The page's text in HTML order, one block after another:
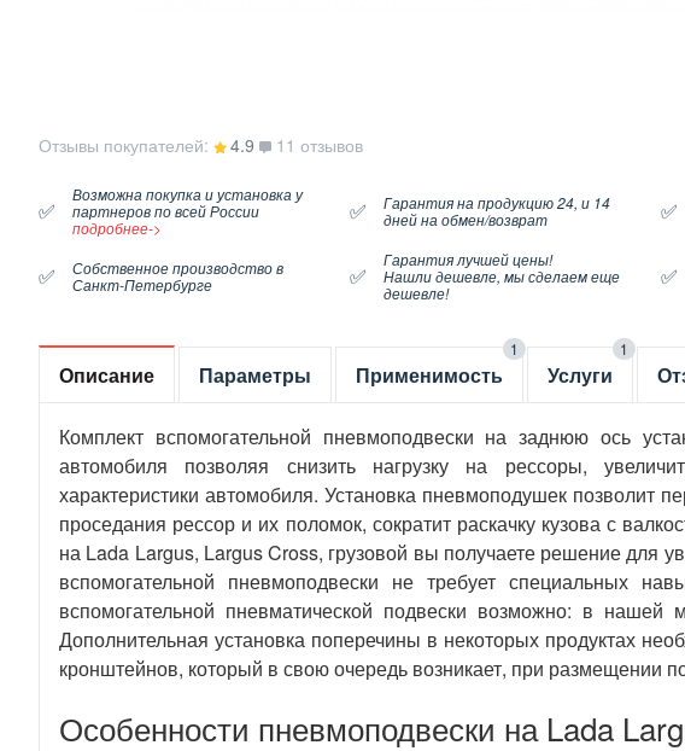
Отзывы покупателей: 4.9 11 отзывов
✅
Возможна покупка и установка у
партнеров по всей России
подробнее->
✅
Гарантия на продукцию 24, и 14
дней на обмен/возврат
✅
✅
Собственное производство в
Санкт-Петербурге
✅
Гарантия лучшей цены!
Нашли дешевле, мы сделаем еще
дешевле!
✅
Описание Параметры Применимость
1
Услуги
1
Комплект вспомогательной пневмоподвески на заднюю ось
автомобиля позволяя снизить нагрузку на рессоры,
характеристики автомобиля. Установка пневмоподушек позволит
проседания рессор и их поломок, сократит раскачку кузова с
на Lada Largus, Largus Cross, грузовой вы получаете решение для
вспомогательной пневмоподвески не требует специальных
вспомогательной пневматической подвески возможно: в
Дополнительная установка поперечины в некоторых продуктах
кронштейнов, который в свою очередь возникает, при размещении
Особенности пневмоподвески на Lada